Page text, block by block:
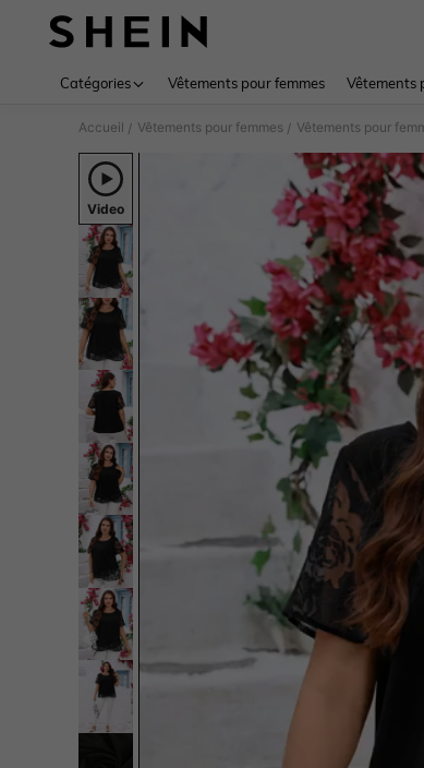
Catégories Vêtements pour femmes Vêtements
Accueil / Vêtements pour femmes / Vêtements pour
Video